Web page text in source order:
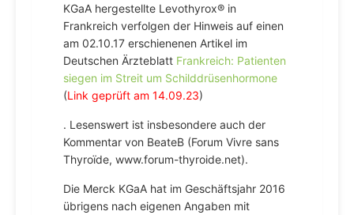
KGaA hergestellte Levothyrox® in
Frankreich verfolgen der Hinweis auf einen
am 02.10.17 erschienenen Artikel im
Deutschen Ärzteblatt Frankreich: Patienten
siegen im Streit um Schilddrüsenhormone
(Link geprüft am 14.09.23)
. Lesenswert ist insbesondere auch der
Kommentar von BeateB (Forum Vivre sans
Thyroïde, www.forum-thyroide.net).
Die Merck KGaA hat im Geschäftsjahr 2016
übrigens nach eigenen Angaben mit